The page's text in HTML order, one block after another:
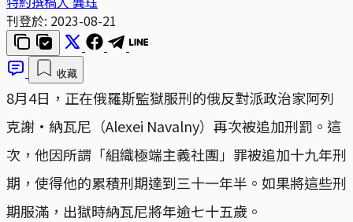
刊登於: 2023-08-21
收藏
8月4日，正在俄羅斯監獄服刑的俄反對派政治家阿列
克謝·納瓦尼（Alexei Navalny）再次被追加刑罰。這
次，他因所謂「組織極端主義社團」罪被追加十九年刑
期，使得他的累積刑期達到三十一年半。如果將這些刑
期服滿，出獄時納瓦尼將年逾七十五歲。